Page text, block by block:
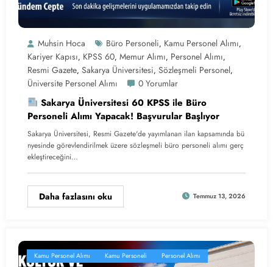
Muhsin Hoca Büro Personeli, Kamu Personel Alımı,
Kariyer Kapısı, KPSS 60, Memur Alımı, Personel Alımı,
Resmi Gazete, Sakarya Üniversitesi, Sözleşmeli Personel,
Üniversite Personel Alımı 0 Yorumlar
Sakarya Üniversitesi 60 KPSS ile Büro
Personeli Alımı Yapacak! Başvurular Başlıyor
Sakarya Üniversitesi, Resmi Gazete'de yayımlanan ilan kapsamında bü
nyesinde görevlendirilmek üzere sözleşmeli büro personeli alımı gerç
ekleştireceğini…
Daha fazlasını oku Temmuz 13, 2026
Kamu Personel Alımı Kamu Personeli Personel Alımı